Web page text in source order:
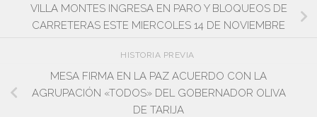
VILLA MONTES INGRESA EN PARO Y BLOQUEOS DE
CARRETERAS ESTE MIERCOLES 14 DE NOVIEMBRE
HISTORIA PREVIA
MESA FIRMA EN LA PAZ ACUERDO CON LA
AGRUPACIÓN «TODOS» DEL GOBERNADOR OLIVA
DE TARIJA